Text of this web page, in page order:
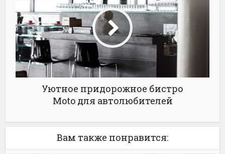
Уютное придорожное бистро
Moto для автолюбителей
Вам также понравится: